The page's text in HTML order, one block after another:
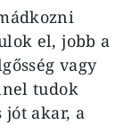
el, jobb a
vagy
tudok
akar, a